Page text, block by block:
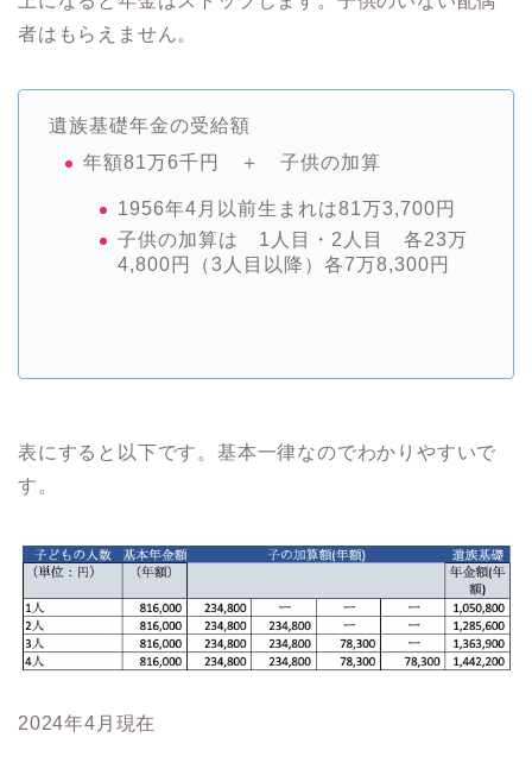
者はもらえません。
遺族基礎年金の受給額
年額81万6千円 ＋ 子供の加算
1956年4月以前生まれは81万3,700円
子供の加算は 1人目・2人目 各23万
4,800円（3人目以降）各7万8,300円
表にすると以下です。基本一律なのでわかりやすいで
す。
2024年4月現在